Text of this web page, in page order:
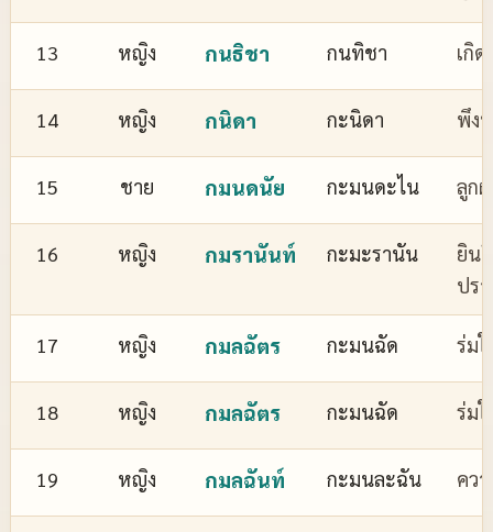
13 หญิง กนธิชา กนทิชา เกิด
14 หญิง กนิดา กะนิดา พึง
15 ชาย กมนดนัย กะมนดะไน ลูก
16 หญิง กมรานันท์ กะมะรานัน
ยิน
ปร
17 หญิง กมลฉัตร กะมนฉัด ร่มใ
18 หญิง กมลฉัตร กะมนฉัด ร่มใ
19 หญิง กมลฉันท์ กะมนละฉัน คว